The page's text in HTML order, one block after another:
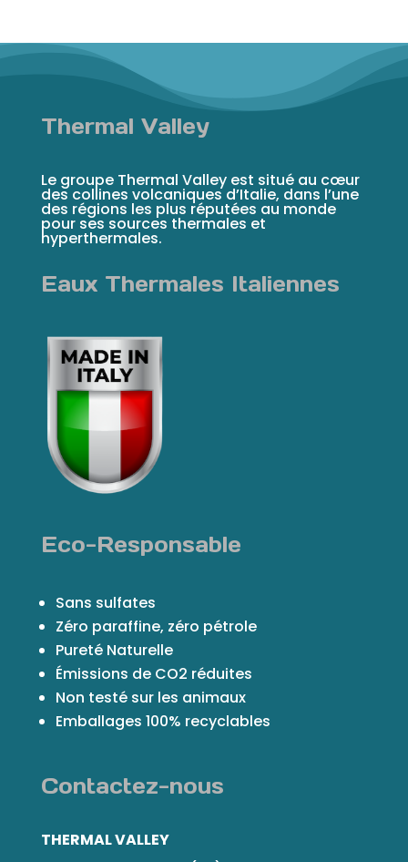
Thermal Valley
Le groupe Thermal Valley est situé au cœur
des collines volcaniques d’Italie, dans l’une
des régions les plus réputées au monde
pour ses sources thermales et
hyperthermales.
Eaux Thermales Italiennes
Eco-Responsable
Sans sulfates
Zéro paraffine, zéro pétrole
Pureté Naturelle
Émissions de CO2 réduites
Non testé sur les animaux
Emballages 100% recyclables
Contactez-nous
THERMAL VALLEY